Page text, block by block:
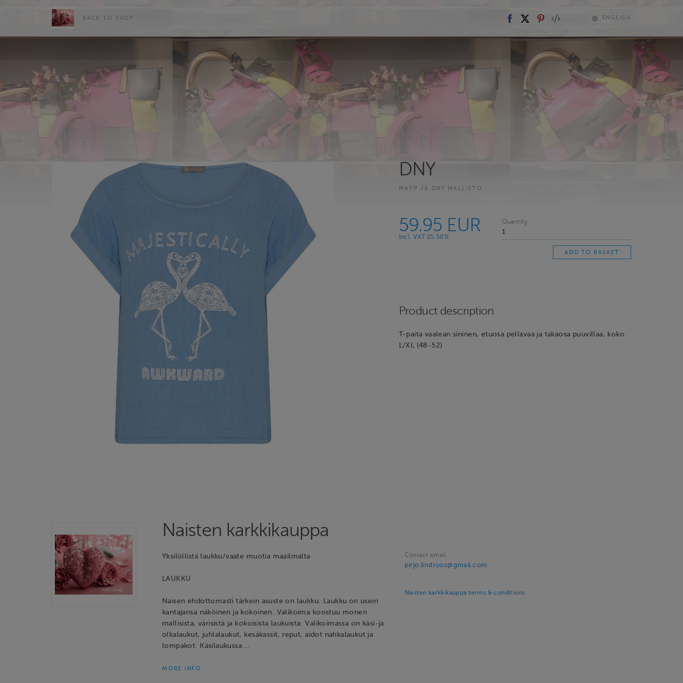
BACK TO SHOP ENGLISH
DNY
MAPP JA DNY MALLISTO
59.95 EUR
Incl. VAT 25.50%
Quantity
Product description
T-paita vaalean sininen, etuosa pellavaa ja takaosa puuvillaa, koko
L/XL (48-52)
Naisten karkkikauppa
Yksilöllistä laukku/vaate muotia maailmalta
LAUKKU
Naisen ehdottomasti tärkein asuste on laukku. Laukku on usein
kantajansa näköinen ja kokoinen. Valikoima koostuu monen
mallisista, värisistä ja kokoisista laukuista. Valikoimassa on käsi-ja
olkalaukut, juhlalaukut, kesäkassit, reput, aidot nahkalaukut ja
lompakot. Käsilaukussa …
MORE INFO
Contact email
pirjo.lindroos@gmail.com
Naisten karkkikauppa terms & conditions